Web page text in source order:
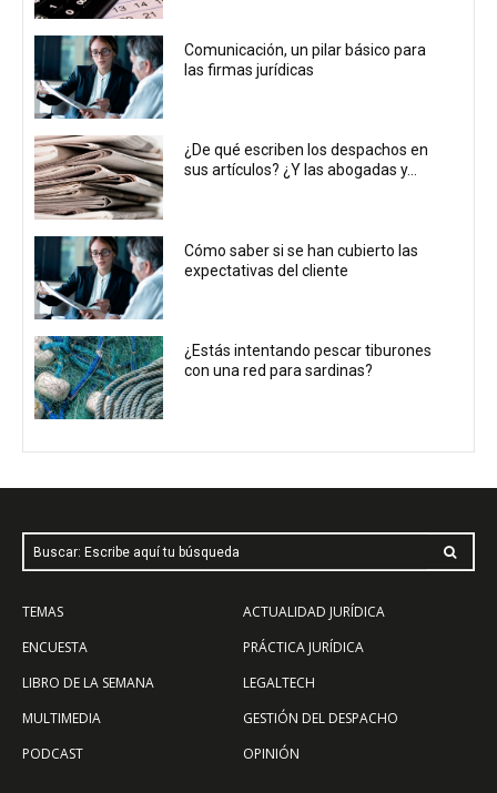
Comunicación, un pilar básico para
las firmas jurídicas
¿De qué escriben los despachos en
sus artículos? ¿Y las abogadas y...
Cómo saber si se han cubierto las
expectativas del cliente
¿Estás intentando pescar tiburones
con una red para sardinas?
Buscar: Escribe aquí tu búsqueda
TEMAS
ENCUESTA
LIBRO DE LA SEMANA
MULTIMEDIA
PODCAST
ACTUALIDAD JURÍDICA
PRÁCTICA JURÍDICA
LEGALTECH
GESTIÓN DEL DESPACHO
OPINIÓN